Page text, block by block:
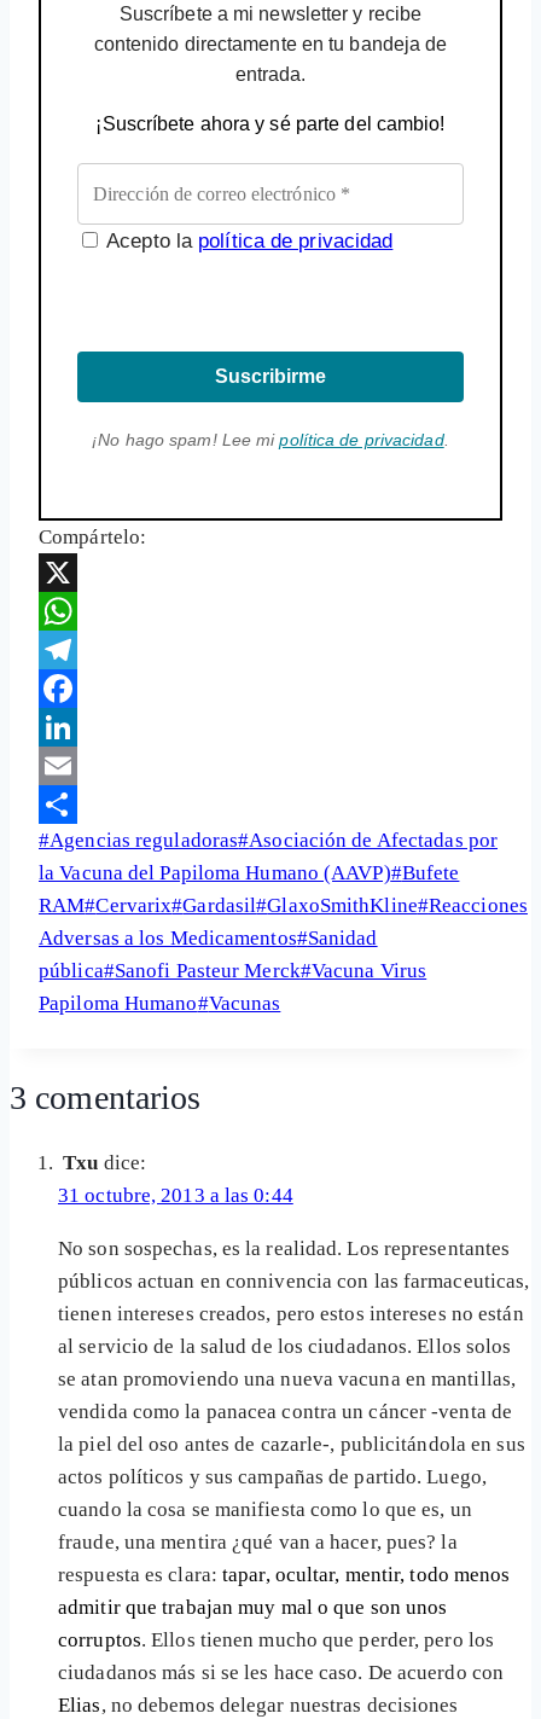
Suscríbete a mi newsletter y recibe
contenido directamente en tu bandeja de
entrada.
¡Suscríbete ahora y sé parte del cambio!
Acepto la política de privacidad
Suscribirme
¡No hago spam! Lee mipolítica de privacidad.
Compártelo:
X
WhatsApp
Telegram
Facebook
LinkedIn
Email
Share
Etiquetas
de
la
entrada:
#Agencias reguladoras#Asociación de Afectadas por
la Vacuna del Papiloma Humano (AAVP)#Bufete
RAM#Cervarix#Gardasil#GlaxoSmithKline#Reacciones
Adversas a los Medicamentos#Sanidad
pública#Sanofi Pasteur Merck#Vacuna Virus
Papiloma Humano#Vacunas
3 comentarios
Txu dice:
31 octubre, 2013 a las 0:44
No son sospechas, es la realidad. Los representantes
públicos actuan en connivencia con las farmaceuticas,
tienen intereses creados, pero estos intereses no están
al servicio de la salud de los ciudadanos. Ellos solos
se atan promoviendo una nueva vacuna en mantillas,
vendida como la panacea contra un cáncer -venta de
la piel del oso antes de cazarle-, publicitándola en sus
actos políticos y sus campañas de partido. Luego,
cuando la cosa se manifiesta como lo que es, un
fraude, una mentira ¿qué van a hacer, pues? la
respuesta es clara:tapar, ocultar, mentir, todo menos
admitir que trabajan muy mal o que son unos
corruptos. Ellos tienen mucho que perder, pero los
ciudadanos más si se les hace caso. De acuerdo con
Elias, no debemos delegar nuestras decisiones